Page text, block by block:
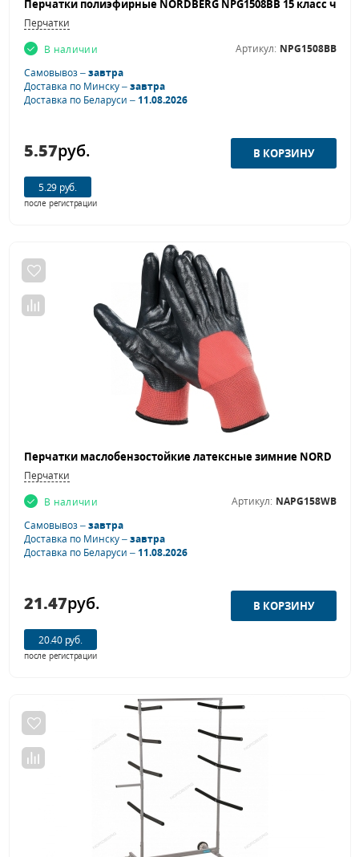
Перчатки
В наличии
Артикул: NPG1508BB
Самовывоз –завтра
Доставка по Минску –завтра
Доставка по Беларуси –11.08.2026
5.57руб.
5.29 руб.
после регистрации
Перчатки
В наличии
Артикул: NAPG158WB
Самовывоз –завтра
Доставка по Минску –завтра
Доставка по Беларуси –11.08.2026
21.47руб.
20.40 руб.
после регистрации